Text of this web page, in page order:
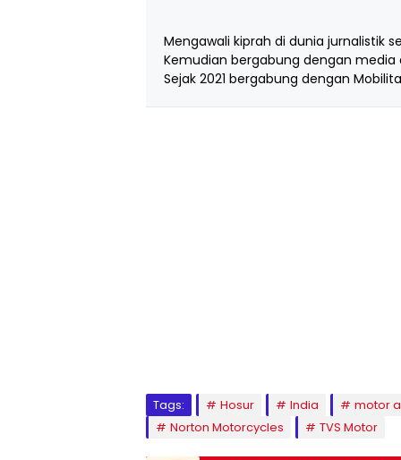
Mengawali kiprah di dunia jurnalistik
Kemudian bergabung dengan media
Sejak 2021 bergabung dengan
Tags: Hosur India
motor
Norton Motorcycles
TVS Motor